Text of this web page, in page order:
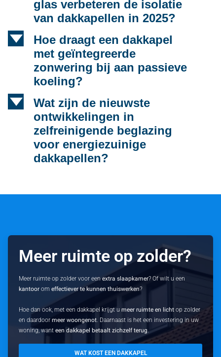
glas verbeteren de isolatie
van dakkapellen in 2025?
d
Hoe draagt een dakkapel
met geïntegreerde
zonwering bij aan passieve
koeling?
d
Wat zijn de nieuwste
ontwikkelingen in
zelfreinigende beglazing
voor energiezuinige
dakkapellen?
Meer ruimte op zolder?
Meer ruimte op zolder voor eenextra slaapkamer? Of wilt u een
kantoor omeffectiever te kunnen thuiswerken?
Hoe dan ook, met een dakkapel krijgt umeer ruimte en licht op zolder
en daardoormeer woongenot. Daarnaast is het een investering in uw
woning, wanteen dakkapel betaalt zichzelf terug.
WAT KOST EEN DAKKAPEL